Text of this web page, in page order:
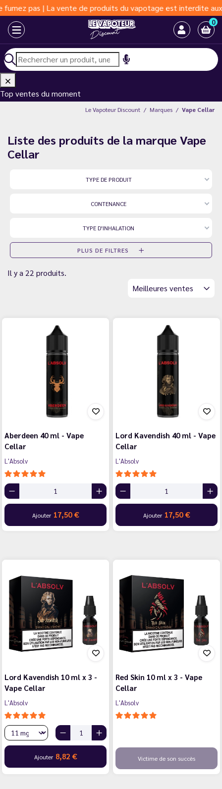
pas | La vente de produits du vapotage est interdite aux
0
Top ventes du moment
Le Vapoteur Discount Marques Vape Cellar
Liste des produits de la marque Vape
Cellar
TYPE DE PRODUIT
CONTENANCE
TYPE D'INHALATION
PLUS DE FILTRES
Il y a 22 produits.
Meilleures ventes
Aberdeen 40 ml - Vape
Cellar
L'Absolv
Ajouter 17,50 €
Lord Kavendish 40 ml - Vape
Cellar
L'Absolv
Ajouter 17,50 €
Lord Kavendish 10 ml x 3 -
Vape Cellar
L'Absolv
Ajouter 8,82 €
Red Skin 10 ml x 3 - Vape
Cellar
L'Absolv
Victime de son succès